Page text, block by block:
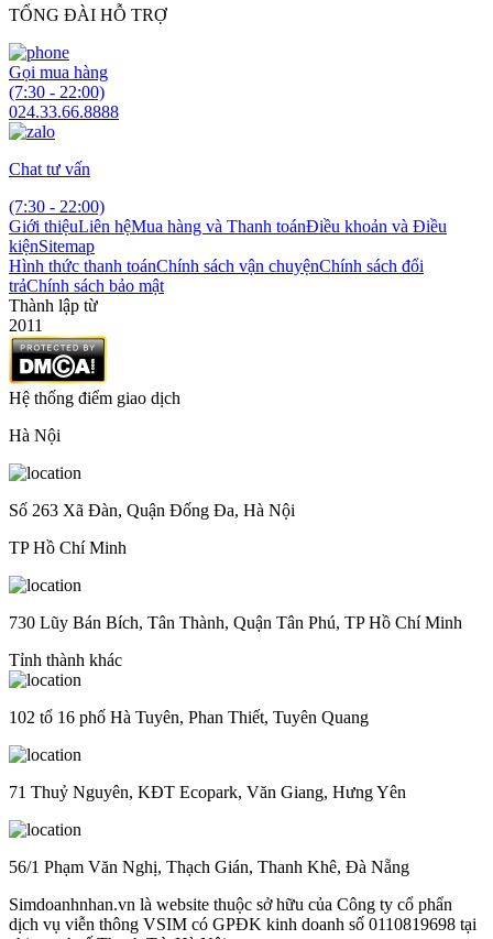
TỔNG ĐÀI HỖ TRỢ
Gọi mua hàng
(7:30 - 22:00)
024.33.66.8888
Chat tư vấn
(7:30 - 22:00)
Giới thiệuLiên hệMua hàng và Thanh toánĐiều khoản và Điều
kiệnSitemap
Hình thức thanh toánChính sách vận chuyệnChính sách đổi
trảChính sách bảo mật
Thành lập từ
2011
Hệ thống điểm giao dịch
Hà Nội
Số 263 Xã Đàn, Quận Đống Đa, Hà Nội
TP Hồ Chí Minh
730 Lũy Bán Bích, Tân Thành, Quận Tân Phú, TP Hồ Chí Minh
Tỉnh thành khác
102 tổ 16 phố Hà Tuyên, Phan Thiết, Tuyên Quang
71 Thuỷ Nguyên, KĐT Ecopark, Văn Giang, Hưng Yên
56/1 Phạm Văn Nghị, Thạch Gián, Thanh Khê, Đà Nẵng
Simdoanhnhan.vn là website thuộc sở hữu của Công ty cổ phẩn
dịch vụ viễn thông VSIM có GPĐK kinh doanh số 0110819698 tại